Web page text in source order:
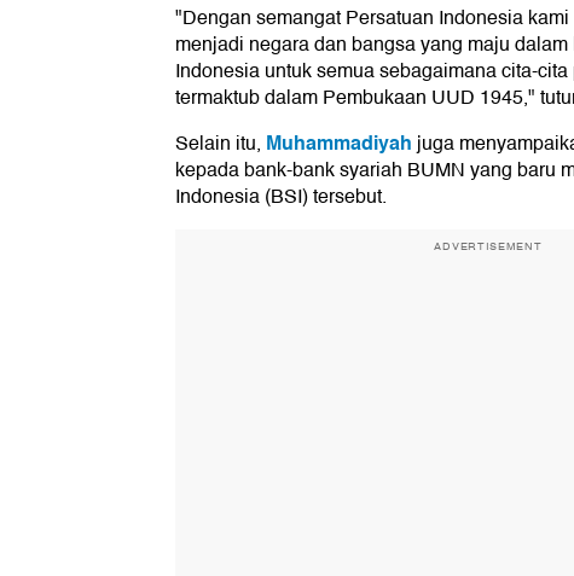
"Dengan semangat Persatuan Indonesia
menjadi negara dan bangsa yang maju
Indonesia untuk semua sebagaimana cita-
termaktub dalam Pembukaan UUD 1945,"
Selain itu, Muhammadiyahjuga
kepada bank-bank syariah BUMN yang baru
Indonesia (BSI) tersebut.
ADVERTISEMENT